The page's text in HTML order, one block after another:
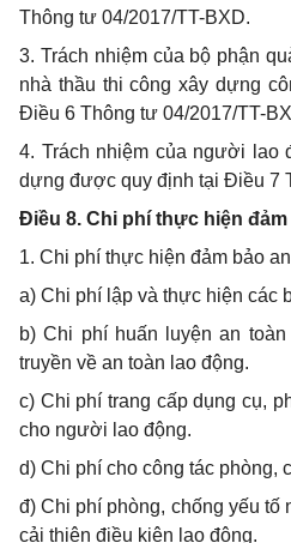
Thông tư 04/2017/TT-BXD.
3. Trách nhiệm của bộ phận
nhà thầu thi công xây dựng
Điều 6 Thông tư 04/2017/TT-
4. Trách nhiệm của người lao
dựng được quy định tại Điều 7
Điều 8. Chi phí thực hiện
1. Chi phí thực hiện đảm bảo
a) Chi phí lập và thực hiện các
b) Chi phí huấn luyện an
truyền về an toàn lao động.
c) Chi phí trang cấp dụng cụ,
cho người lao động.
d) Chi phí cho công tác phòng,
đ) Chi phí phòng, chống yếu tố
cải thiện điều kiện lao động.